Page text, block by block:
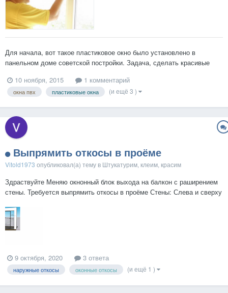
Для начала, вот такое пластиковое окно было установлено в
панельном доме советской постройки. Задача, сделать красивые
по металлу любые, с зелеными ручками(правые), с желтыми
ручками(прямые), с красными ручками(левые...
10 ноября, 2015 1 комментарий
окна пвх пластиковые окна (и ещё 3 )
Выпрямить откосы в проёме
Vitold1973 опубликовал(а) тему в Штукатурим, клеим, красим
Здраствуйте Меняю окнонный блок выхода на балкон с раширением
стены. Требуется выпрямить откосы в проёме Стены: Слева и сверху
рисунок ) Вопросы : Какой материал лучше всего использовать для
выпрямления...
9 октября, 2020 3 ответа
наружные откосы оконные откосы (и ещё 1 )